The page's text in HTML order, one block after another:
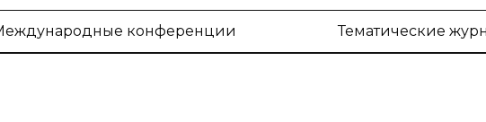
конференции Тематические